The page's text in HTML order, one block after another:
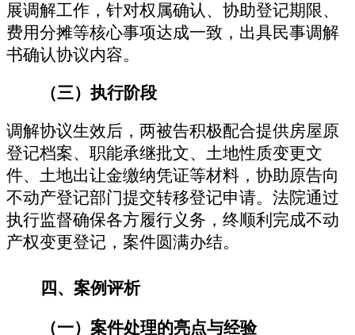
展调解工作，针对权属确认、协助登记期限、
费用分摊等核心事项达成一致 ，出具民事调解
书确认协议内容。
（三） 执行阶段
调解协议生效后，两被告积极配合提供房屋原
登记档案、职能承继批文、土地性质变更文
件、土地出让金缴纳凭证等材料，协助原告向
不动产登记部门提交转移登记申请。法院通过
执行监督确保各方履行义务，终顺利完成不动
产权变更登记，案件圆满办结。
四、 案例评析
（一） 案件处理的亮点与经验